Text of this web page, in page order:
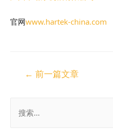
官网www.hartek-china.com
← 前一篇文章